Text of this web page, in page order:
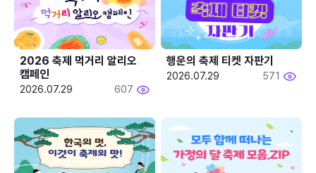
2026 축제 먹거리 알리오
캠페인
2026.07.29 607
행운의 축제 티켓 자판기
2026.07.29 571